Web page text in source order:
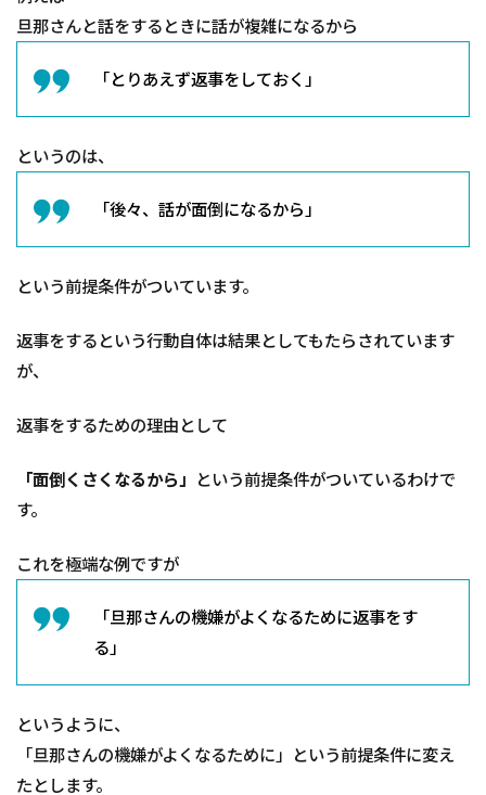
旦那さんと話をするときに話が複雑になるから
「とりあえず返事をしておく」
というのは、
「後々、話が面倒になるから」
という前提条件がついています。
返事をするという行動自体は結果としてもたらされています
が、
返事をするための理由として
「面倒くさくなるから」
という前提条件がついているわけで
す。
これを極端な例ですが
「旦那さんの機嫌がよくなるために返事をす
る」
というように、
「旦那さんの機嫌がよくなるために」という前提条件に変え
たとします。